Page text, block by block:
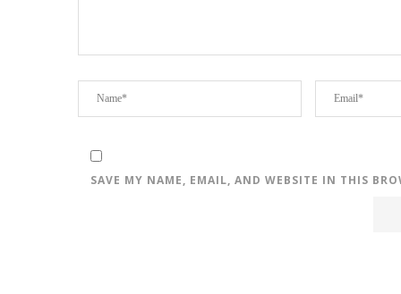
SAVE MY NAME, EMAIL, AND WEBSITE IN THIS